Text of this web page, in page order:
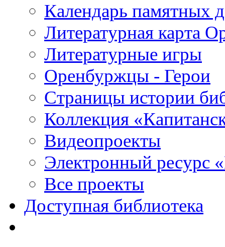
Календарь памятных
Литературная карта
Литературные игры
Оренбуржцы - Герои
Страницы истории
Коллекция
Видеопроекты
Электронный ресурс
Все проекты
Доступная библиотека